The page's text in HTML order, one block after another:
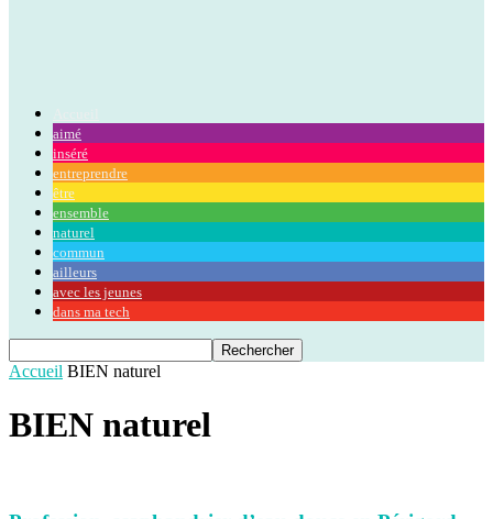
aimé
inséré
entreprendre
être
ensemble
naturel
commun
ailleurs
avec les jeunes
dans ma tech
Accueil BIEN naturel
BIEN naturel